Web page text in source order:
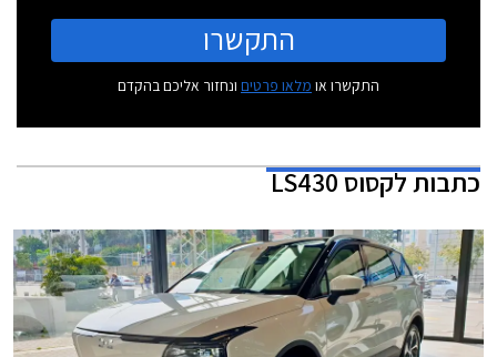
התקשרו
התקשרו או מלאו פרטים ונחזור אליכם בהקדם
כתבותלקסוס LS430